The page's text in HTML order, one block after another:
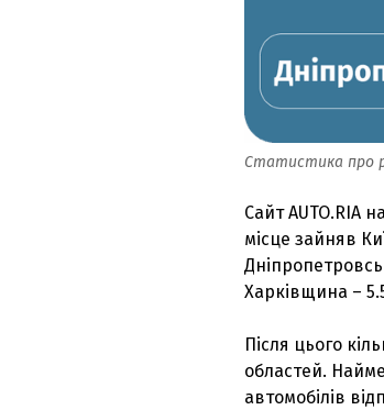
Статистика про
Сайт AUTO.RIA
місце зайняв
Харківщина –
Після цього
областей.
автомобілів